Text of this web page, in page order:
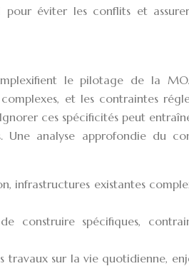
éviter les conflits et
le pilotage de la
et les contraintes
ces spécificités peut
Une analyse approfondie du
infrastructures existantes
construire spécifiques,
travaux sur la vie quotidienne,